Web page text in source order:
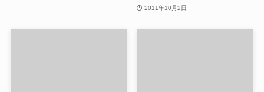
2011年10月2日